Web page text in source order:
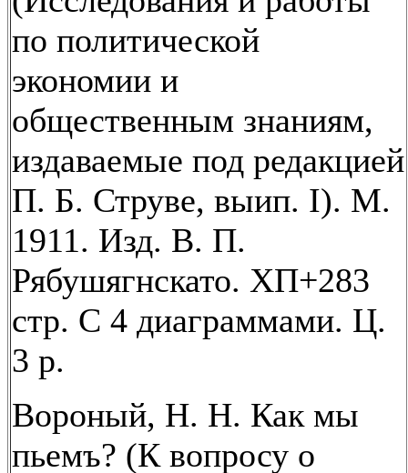
по политической
экономии и
общественным знаниям,
издаваемые под редакцией
П. Б. Струве, выип. I). М.
1911. Изд. В. П.
Рябушягнскато. ХП+283
стр. С 4 диаграммами. Ц.
3 р.
Вороный, Н. Н. Как мы
пьемъ? (К вопросу о